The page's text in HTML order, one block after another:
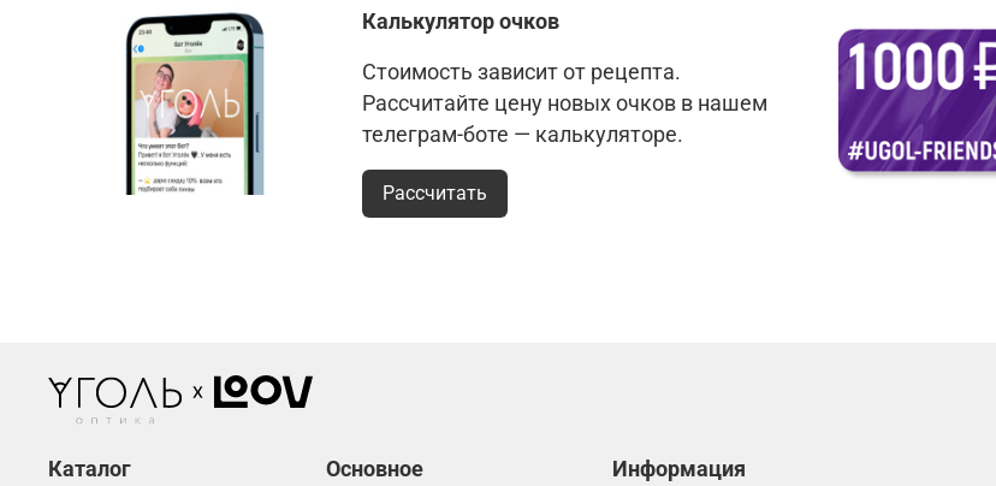
Калькулятор очков
Стоимость зависит от рецепта.
Рассчитайте цену новых очков в нашем
телеграм-боте — калькуляторе.
Рассчитать
Каталог Основное Информация